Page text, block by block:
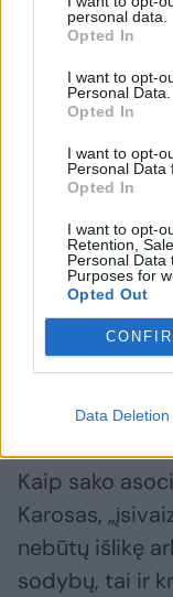
personal data.
Opted In
I want to opt-
Personal Data.
Opted In
I want to opt-
Personal Data
Opted In
I want to opt-
Retention,
Personal Data
Purposes for
Opted Out
Data Deletion
Salvijus
Dvarai –
žinutę –
paveldą, kas
nes jis išties
staigmenų su
galime
išminčiai.
Kaip sako
Karosas,
nebūtų išlikę
sodybų, tai ir